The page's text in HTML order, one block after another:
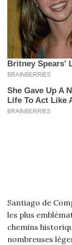
Santiago de
les plus
chemins
nombreuses